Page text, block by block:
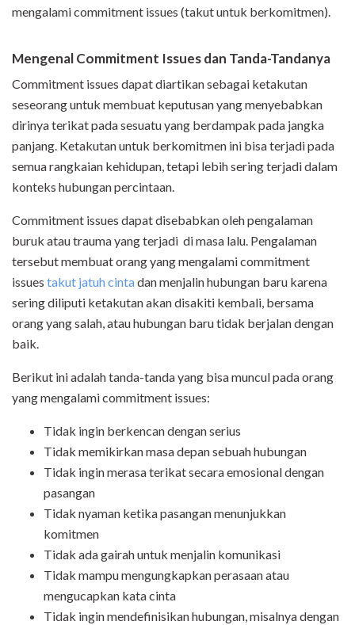
mengalami commitment issues (takut untuk berkomitmen).
Mengenal Commitment Issues dan Tanda-Tandanya
Commitment issues dapat diartikan sebagai ketakutan
seseorang untuk membuat keputusan yang menyebabkan
dirinya terikat pada sesuatu yang berdampak pada jangka
panjang. Ketakutan untuk berkomitmen ini bisa terjadi pada
semua rangkaian kehidupan, tetapi lebih sering terjadi dalam
konteks hubungan percintaan.
Commitment issues dapat disebabkan oleh pengalaman
buruk atau trauma yang terjadi di masa lalu. Pengalaman
tersebut membuat orang yang mengalami commitment
issues takut jatuh cintadan menjalin hubungan baru karena
sering diliputi ketakutan akan disakiti kembali, bersama
orang yang salah, atau hubungan baru tidak berjalan dengan
baik.
Berikut ini adalah tanda-tanda yang bisa muncul pada orang
yang mengalami commitment issues:
Tidak ingin berkencan dengan serius
Tidak memikirkan masa depan sebuah hubungan
Tidak ingin merasa terikat secara emosional dengan
pasangan
Tidak nyaman ketika pasangan menunjukkan
komitmen
Tidak ada gairah untuk menjalin komunikasi
Tidak mampu mengungkapkan perasaan atau
mengucapkan kata cinta
Tidak ingin mendefinisikan hubungan, misalnya dengan